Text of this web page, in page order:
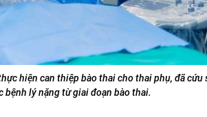
hiện can thiệp bào thai cho thai phụ, đã cứu
bệnh lý nặng từ giai đoạn bào thai.